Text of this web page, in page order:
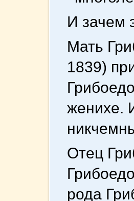
И зачем
Мать
1839)
женихе.
Отец
рода